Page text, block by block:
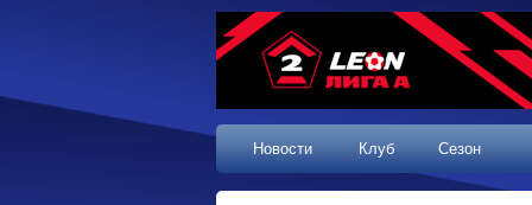
Новости Клуб Сезон